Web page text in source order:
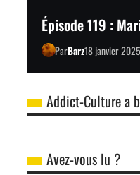
Épisode 119 :
ParBarz18 janvier 2025
Addict-Culture a
Avez-vous lu ?